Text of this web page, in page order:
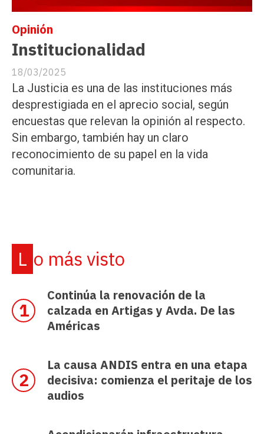
Institucionalidad
Opinión
18/03/2025
La Justicia es una de las instituciones más
desprestigiada en el aprecio social, según
encuestas que relevan la opinión al respecto.
Sin embargo, también hay un claro
reconocimiento de su papel en la vida
comunitaria.
Lo más visto
Continúa la renovación de la
calzada en Artigas y Avda. De las
Américas
La causa ANDIS entra en una etapa
decisiva: comienza el peritaje de los
audios